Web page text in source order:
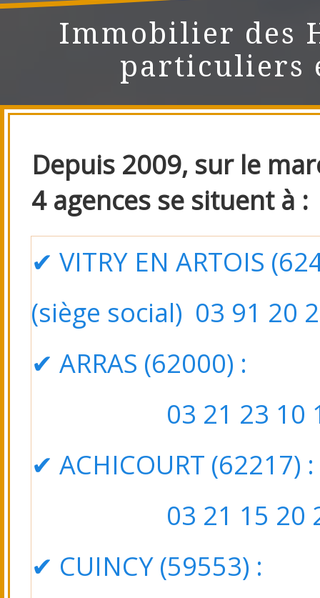
Immobilier des
particuliers
Depuis 2009, sur le
4 agences se situent à :
✔ VITRY EN ARTOIS
(siège social) 03 91 20
✔ ARRAS (62000) :
03 21 23 10
✔ ACHICOURT (62217)
03 21 15 20
✔ CUINCY (59553) :